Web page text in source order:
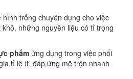
hình trống chuyên dụng cho việc
những nguyên liệu có tỉ trọng
phẩm ứng dụng trong việc phối
tỉ lệ ít, đáp ứng mẽ trộn nhanh